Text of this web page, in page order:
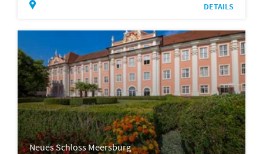
DETAILS
Neues Schloss Meersburg